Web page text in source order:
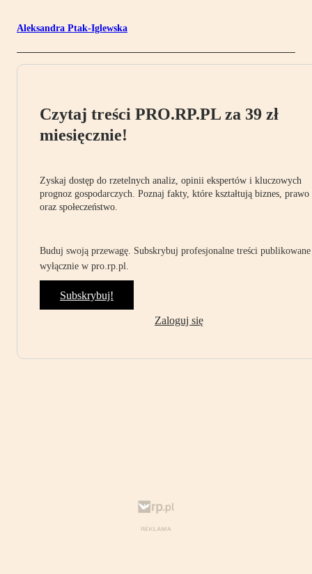
Aleksandra Ptak-Iglewska
Czytaj treści PRO.RP.PL za 39 zł
miesięcznie!
Zyskaj dostęp do rzetelnych analiz, opinii ekspertów i kluczowych
prognoz gospodarczych. Poznaj fakty, które kształtują biznes, prawo
oraz społeczeństwo.
Buduj swoją przewagę. Subskrybuj profesjonalne treści publikowane
wyłącznie w pro.rp.pl.
Subskrybuj!
Zaloguj się